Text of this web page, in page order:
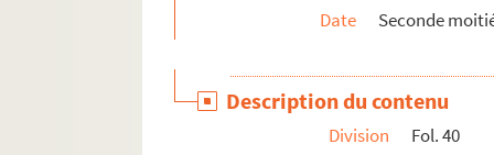
Ms Granvelle 84. Lettre à Jacques de
Ms Granvelle 86. Apologie de l'empereur
Ms Granvelle 87. « Lettres à messieurs de
Date
Seconde
Description du contenu
Division
Fol. 40